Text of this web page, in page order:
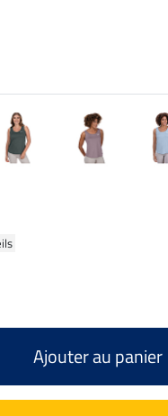
Ajouter au panier